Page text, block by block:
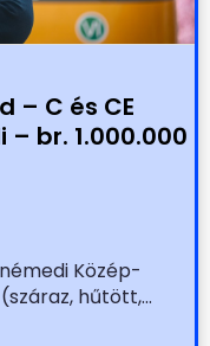
– C és CE
br. 1.000.000
Közép-
hűtött,...